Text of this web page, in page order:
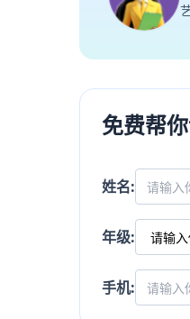
免费帮
姓名:
年级:
手机: